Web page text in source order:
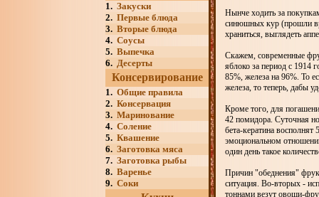
1. Закуски
2. Первые блюда
3. Вторые блюда
4. Соусы
5. Выпечка
6. Десерты
Консервирование
1. Общие правила
2. Консервация
3. Маринование
4. Соление
5. Квашение
6. Заготовка мяса
7. Заготовка рыбы
8. Варенье
9. Соки
Нынче ходить за
синюшных кур (прошли
храниться, выглядеть
Скажем, современные
яблоко за период с 1914
85%, железа на 96%. То
железа, то теперь, дабы
Кроме того, для
42 помидора. Суточная
бета-кератина
эмоциональном
один день такое
Причин "обеднения"
ситуация. Во-вторых -
тоннами везут овощи-